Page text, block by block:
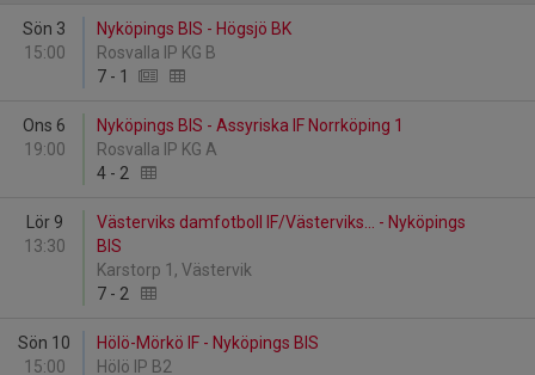
Sön 3
15:00
Nyköpings BIS - Högsjö BK
Rosvalla IP KG B
7 - 1
Ons 6
19:00
Nyköpings BIS - Assyriska IF Norrköping 1
Rosvalla IP KG A
4 - 2
Lör 9
13:30
Västerviks damfotboll IF/Västerviks... - Nyköpings
BIS
Karstorp 1, Västervik
7 - 2
Sön 10
15:00
Hölö-Mörkö IF - Nyköpings BIS
Hölö IP B2